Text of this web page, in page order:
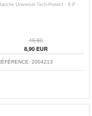
Universel Tech-Protect - 6.9" -
16,60
8,90EUR
2004213